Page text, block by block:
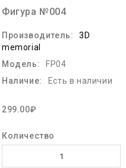
Фигура №004
Производитель:
3D
memorial
Модель:
FP04
Наличие:
Есть в наличии
299.00₽
Количество